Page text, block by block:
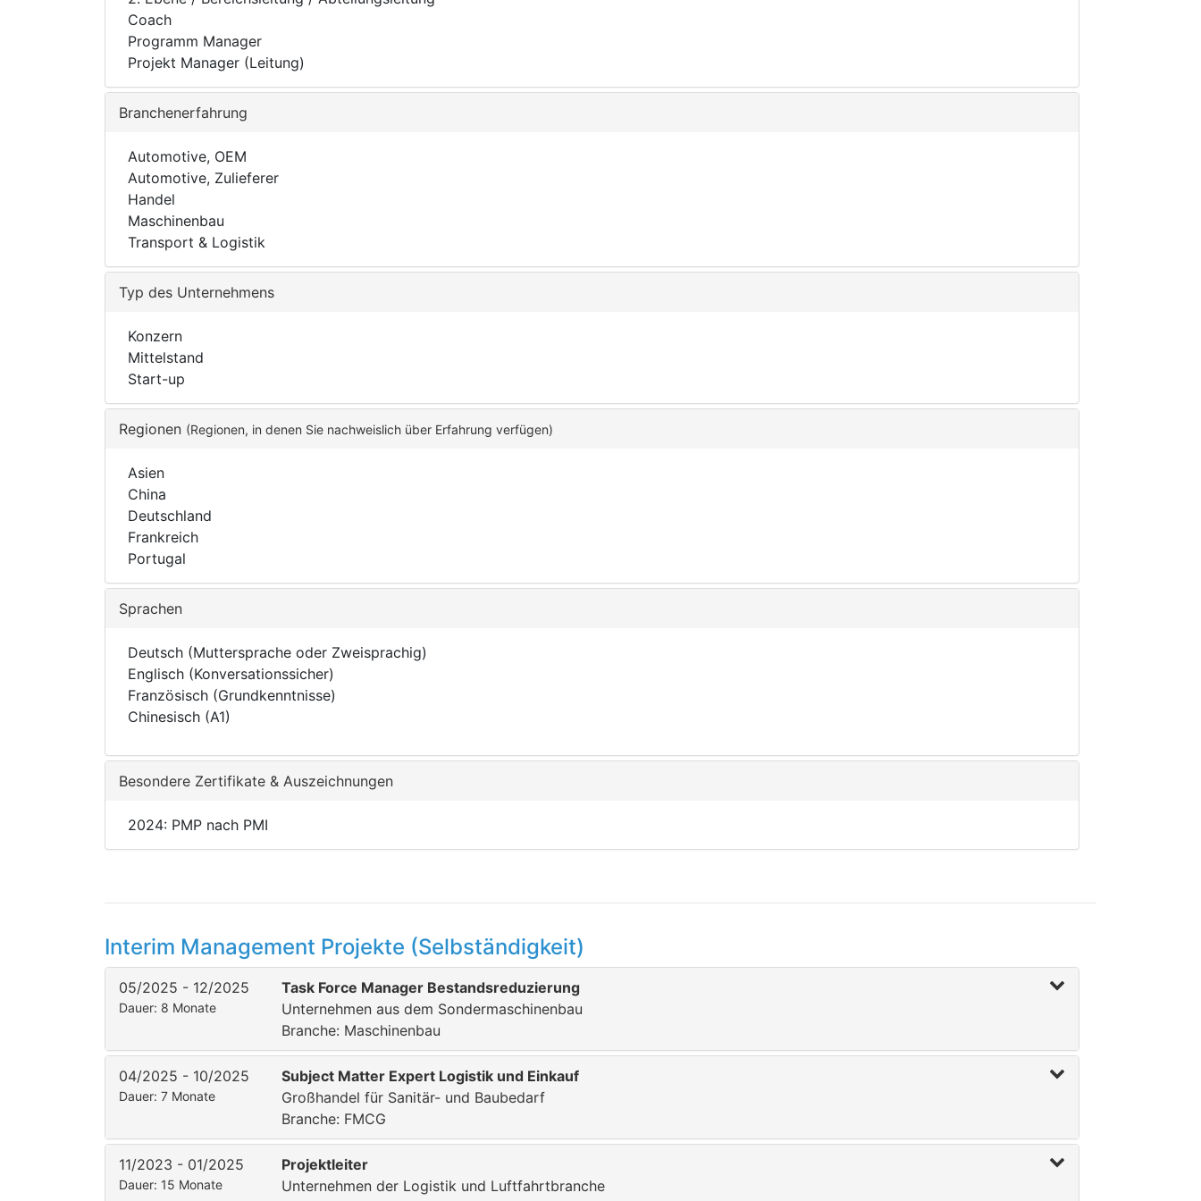
Coach
Programm Manager
Projekt Manager (Leitung)
Branchenerfahrung
Automotive, OEM
Automotive, Zulieferer
Handel
Maschinenbau
Transport & Logistik
Typ des Unternehmens
Konzern
Mittelstand
Start-up
Regionen (Regionen, in denen Sie nachweislich über Erfahrung verfügen)
Asien
China
Deutschland
Frankreich
Portugal
Sprachen
Deutsch (Muttersprache oder Zweisprachig)
Englisch (Konversationssicher)
Französisch (Grundkenntnisse)
Chinesisch (A1)
Besondere Zertifikate & Auszeichnungen
2024: PMP nach PMI
Interim Management Projekte (Selbständigkeit)
05/2025 - 12/2025
Dauer: 8 Monate
Task Force Manager Bestandsreduzierung
Unternehmen aus dem Sondermaschinenbau
Branche: Maschinenbau
04/2025 - 10/2025
Dauer: 7 Monate
Subject Matter Expert Logistik und Einkauf
Großhandel für Sanitär- und Baubedarf
Branche: FMCG
11/2023 - 01/2025
Dauer: 15 Monate
Projektleiter
Unternehmen der Logistik und Luftfahrtbranche